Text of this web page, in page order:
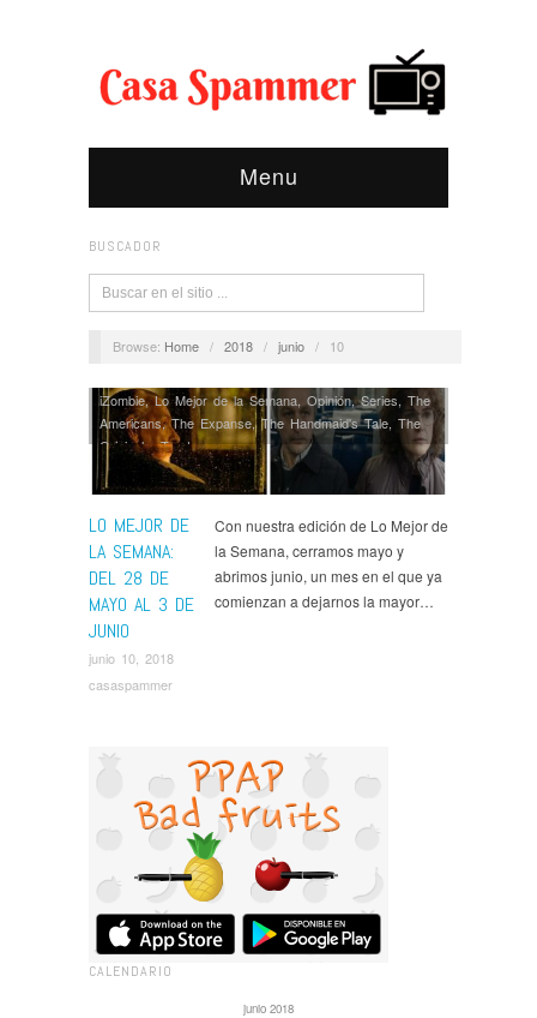
Menu
BUSCADOR
Browse: Home / 2018 / junio / 10
LO MEJOR DE
LA SEMANA:
DEL 28 DE
MAYO AL 3 DE
JUNIO
junio 10, 2018
casaspammer
iZombie,Lo Mejor de la Semana, Opinión,Series, The
Americans,The Expanse,The Handmaid's Tale, The
Originals,Trust
Con nuestra edición de Lo Mejor de
la Semana, cerramos mayo y
abrimos junio, un mes en el que ya
comienzan a dejarnos la mayor…
CALENDARIO
junio 2018